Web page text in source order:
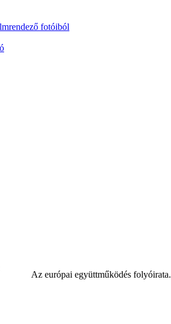
fotóiból
Az európai együttműködés folyóirata.